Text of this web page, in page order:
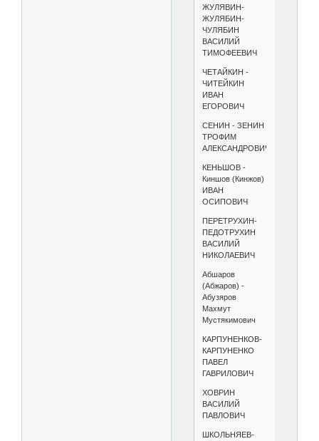
ЖУЛЯВИН-
ЖУЛЯБИН-
ЧУЛЯБИН
ВАСИЛИЙ
ТИМОФЕЕВИЧ
ЧЕТАЙКИН -
ЧИТЕЙКИН
ИВАН
ЕГОРОВИЧ
СЕНИН - ЗЕНИН
ТРОФИМ
АЛЕКСАНДРОВИЧ
КЕНЬШОВ -
Киншов (Кинжов)
ИВАН
ОСИПОВИЧ
ПЕРЕТРУХИН-
ПЕДОТРУХИН
ВАСИЛИЙ
НИКОЛАЕВИЧ
Абшаров
(Абжаров) -
Абузяров
Махмут
Мустякимович
КАРПУНЕНКОВ-
КАРПУНЕНКО
ПАВЕЛ
ГАВРИЛОВИЧ
ХОВРИН
ВАСИЛИЙ
ПАВЛОВИЧ
ШКОЛЬНЯЕВ-